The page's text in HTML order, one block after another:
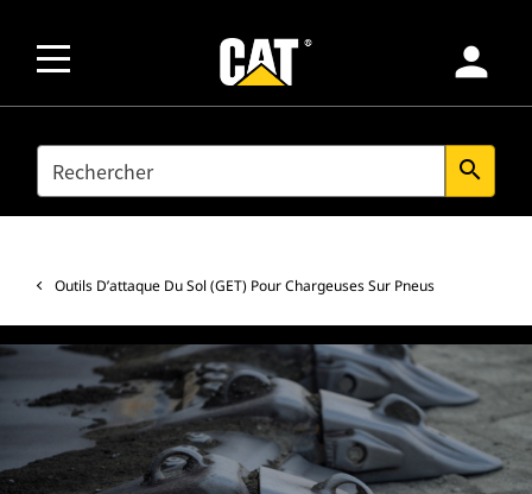
person
SEARCH search
Outils D’attaque Du Sol (GET) Pour Chargeuses Sur Pneus